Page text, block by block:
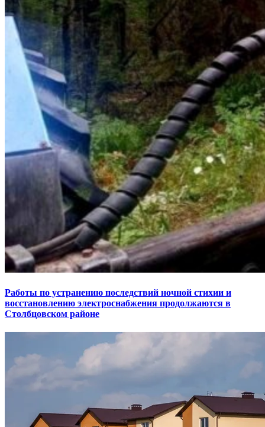
Работы по устранению последствий ночной стихии и
восстановлению электроснабжения продолжаются в
Столбцовском районе